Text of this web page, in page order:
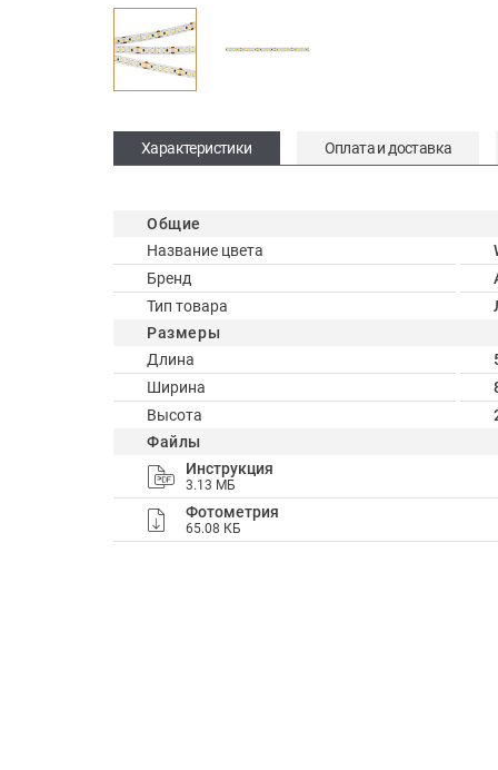
Характеристики Оплата и доставка
Общие
Название цвета
Бренд
Тип товара
Размеры
Длина
Ширина
Высота
Файлы
Инструкция
3.13 МБ
Фотометрия
65.08 КБ